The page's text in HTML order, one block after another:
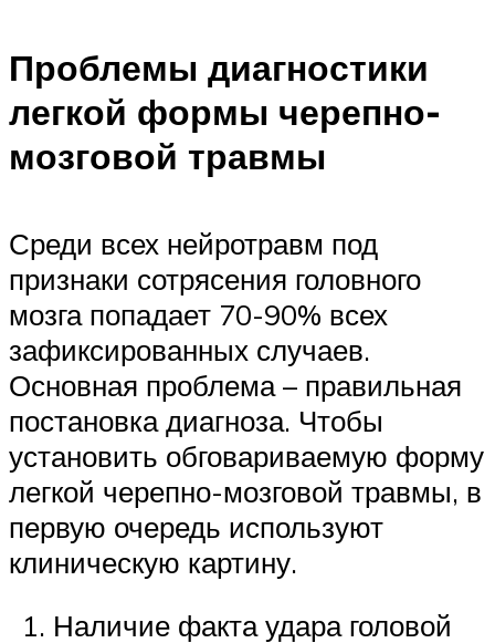
Проблемы диагностики
легкой формы черепно-
мозговой травмы
Среди всех нейротравм под
признаки сотрясения головного
мозга попадает 70-90% всех
зафиксированных случаев.
Основная проблема – правильная
постановка диагноза. Чтобы
установить обговариваемую форму
легкой черепно-мозговой травмы, в
первую очередь используют
клиническую картину.
Наличие факта удара головой